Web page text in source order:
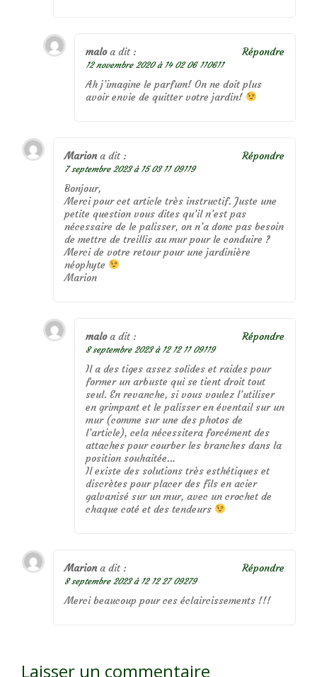
malo a dit :
12 novembre 2020 à 14 02 06 110611
Ah j’imagine le parfum! On ne doit plus
avoir envie de quitter votre jardin!
Répondre
Marion a dit :
7 septembre 2023 à 15 03 11 09119
Bonjour,
Merci pour cet article très instructif. Juste une
petite question vous dites qu’il n’est pas
nécessaire de le palisser, on n’a donc pas besoin
de mettre de treillis au mur pour le conduire ?
Merci de votre retour pour une jardinière
néophyte
Marion
Répondre
malo a dit :
8 septembre 2023 à 12 12 11 09119
Il a des tiges assez solides et raides pour
former un arbuste qui se tient droit tout
seul. En revanche, si vous voulez l’utiliser
en grimpant et le palisser en éventail sur un
mur (comme sur une des photos de
l’article), cela nécessitera forcément des
attaches pour courber les branches dans la
position souhaitée…
Il existe des solutions très esthétiques et
discrètes pour placer des fils en acier
galvanisé sur un mur, avec un crochet de
chaque coté et des tendeurs
Répondre
Marion a dit :
8 septembre 2023 à 12 12 27 09279
Merci beaucoup pour ces éclaircissements !!!
Répondre
Laisser un commentaire